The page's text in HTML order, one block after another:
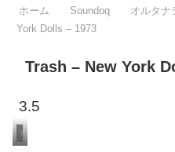
ホーム Soundoq オルタナ
York Dolls – 1973
Trash – New York
3.5
オルタナティブ・パンク